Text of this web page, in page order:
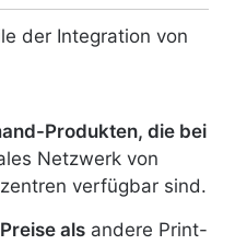
der Integration von
Produkten, die bei
Netzwerk von
verfügbar sind.
als andere Print-